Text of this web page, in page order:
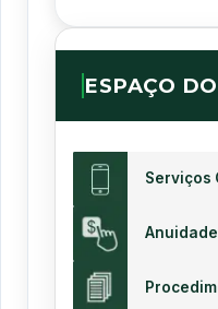
ESPAÇO
Serviços